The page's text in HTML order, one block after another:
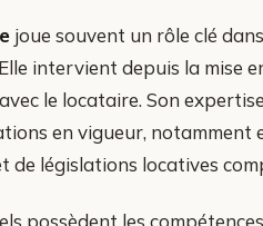
joue souvent un rôle clé
intervient depuis la mise
le locataire. Son
en vigueur, notamment
de législations locatives
possèdent les